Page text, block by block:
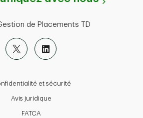
de Placements TD
et sécurité
Avis juridique
FATCA